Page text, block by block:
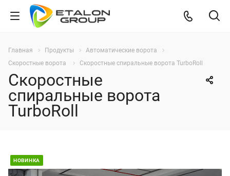
Главная Продукты
Автоматические ворота
Скоростные ворота
Скоростные спиральные ворота TurboRoll
Скоростные
спиральные ворота
TurboRoll
НОВИНКА